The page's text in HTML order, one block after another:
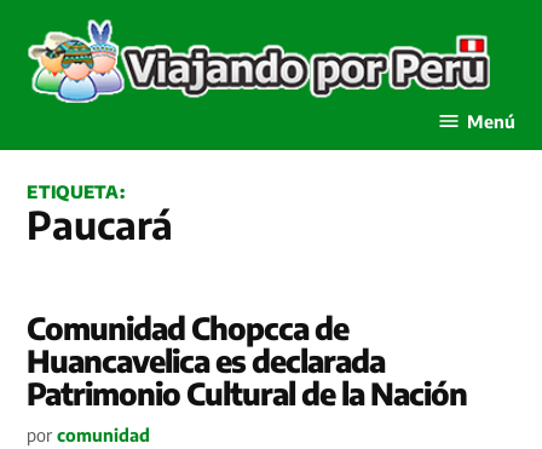
contenido
Menú
ETIQUETA:
Paucará
Comunidad Chopcca de
Huancavelica es declarada
Patrimonio Cultural de la Nación
por comunidad